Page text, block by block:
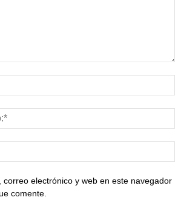
correo electrónico y web en este navegador
comente.